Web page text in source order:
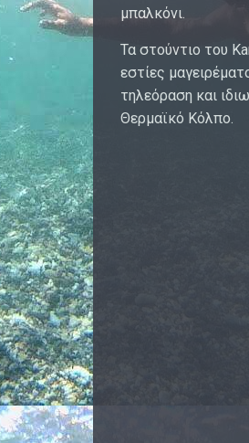
μπαλκόνι.
Τα στούντιο του
εστίες
τηλεόραση και
Θερμαϊκό Κόλπο.